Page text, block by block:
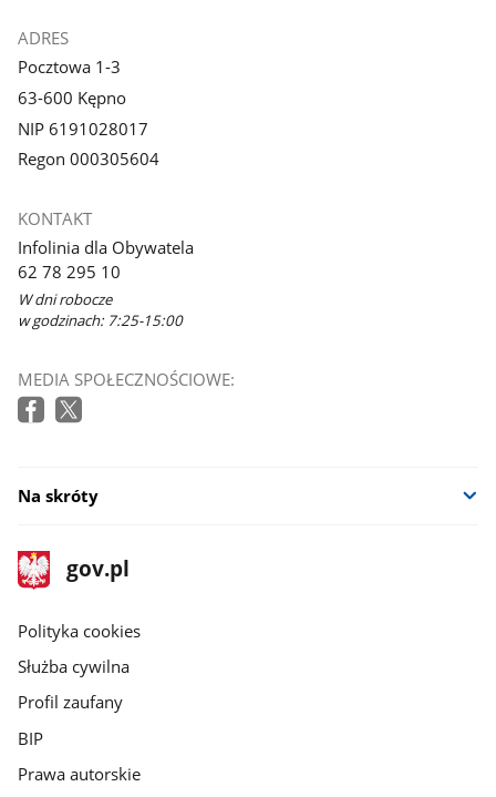
ADRES
Pocztowa 1-3
63-600 Kępno
NIP 6191028017
Regon 000305604
KONTAKT
Infolinia dla Obywatela
62 78 295 10
W dni robocze
w godzinach: 7:25-15:00
MEDIA SPOŁECZNOŚCIOWE:
Na skróty
stopka
gov.pl
Strona
gov.pl
gov.pl
Polityka cookies
Służba cywilna
Profil zaufany
BIP
Prawa autorskie